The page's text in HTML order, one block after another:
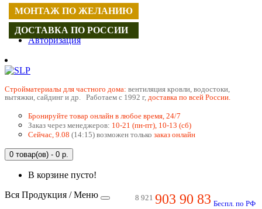
Регистрация
Авторизация
Cтройматериалы для частного дома: вентиляция кровли, водостоки,
вытяжки, сайдинг и др. Работаем с 1992 г, доставка по всей России.
Бронируйте товар онлайн в любое время, 24/7
Заказ через менеджеров: 10-21 (пн-пт), 10-13 (сб)
Сейчас, 9.08 (14:15) возможен только заказ онлайн
0 товар(ов) - 0 р.
В корзине пусто!
8 921 903 90 83 Беспл. по РФ
Вся Продукция / Меню
МОНТАЖ ПО ЖЕЛАНИЮ
ДОСТАВКА ПО РОССИИ